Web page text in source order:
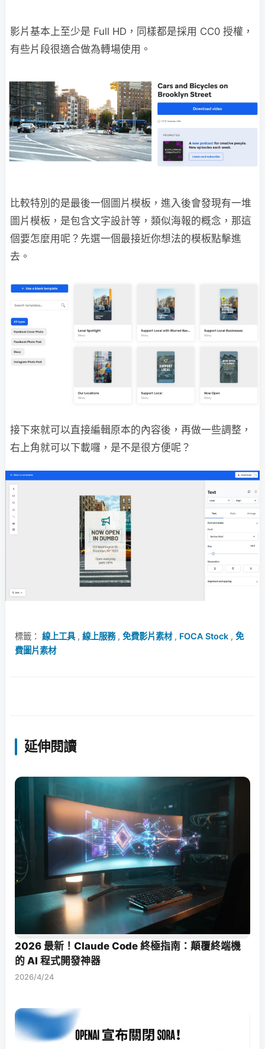
影片基本上至少是 Full HD，同樣都是採用 CC0 授權，
有些片段很適合做為轉場使用。
比較特別的是最後一個圖片模板，進入後會發現有一堆
圖片模板，是包含文字設計等，類似海報的概念，那這
個要怎麼用呢？先選一個最接近你想法的模板點擊進
去。
接下來就可以直接編輯原本的內容後，再做一些調整，
右上角就可以下載囉，是不是很方便呢？
標籤： 線上工具, 線上服務, 免費影片素材, FOCA Stock , 免
費圖片素材
延伸閱讀
2026 最新！Claude Code 終極指南：顛覆終端機
的 AI 程式開發神器
2026/4/24